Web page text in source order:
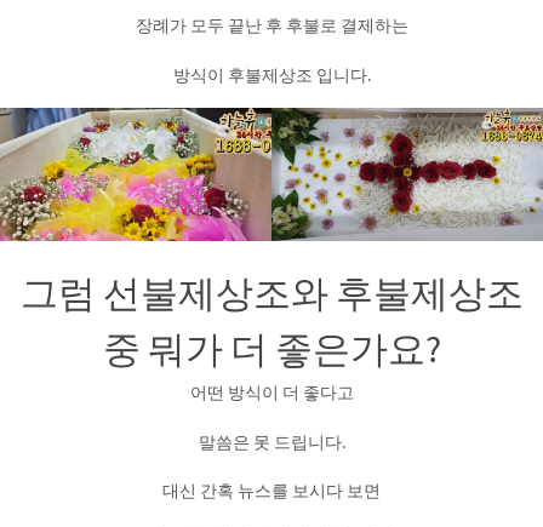
장례가 모두 끝난 후 후불로 결제하는
방식이 후불제상조 입니다.
그럼 선불제상조와 후불제상조
중 뭐가 더 좋은가요?
어떤 방식이 더 좋다고
말씀은 못 드립니다.
대신 간혹 뉴스를 보시다 보면